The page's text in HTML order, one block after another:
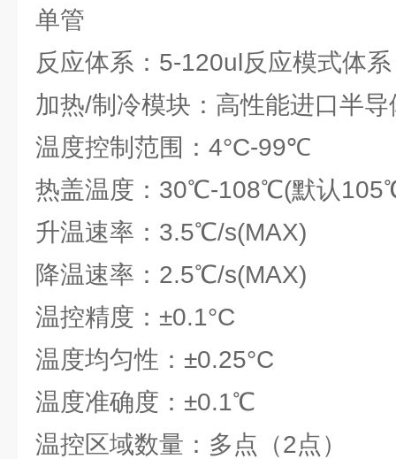
单管
反应体系：5-120ul反应模式体系
加热/制冷模块：高性能进口半
温度控制范围：4°C-99℃
热盖温度：30℃-108℃(默认
升温速率：3.5℃/s(MAX)
降温速率：2.5℃/s(MAX)
温控精度：±0.1°C
温度均匀性：±0.25°C
温度准确度：±0.1℃
温控区域数量：多点（2点）